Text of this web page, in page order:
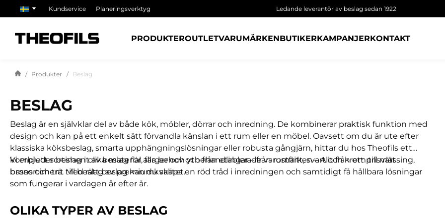
Kundservice Planeringsverktyg Ledande leverantör av beslag sedan 1922
PRODUKTEROUTLETVARUMÄRKENBUTIKERKAMPANJERKONTAKT
Produkter Beslag
BESLAG
Beslag är en självklar del av både kök, möbler, dörrar och inredning. De kombinerar praktisk funktion med
design och kan på ett enkelt sätt förvandla känslan i ett rum eller en möbel. Oavsett om du är ute efter
klassiska köksbeslag, smarta upphängningslösningar eller robusta gångjärn, hittar du hos Theofils ett
komplett sortiment av beslag för alla behov och från etablerade varumärken – Allt från ett prisvärt
bassortiment till beslag av premiumkvalitet.
Vi erbjuder beslag i olika material, färger och ytbehandlingar – från rostfritt, svart och krom till mässing,
brons och trä. Med rätt beslag kan du skapa en röd tråd i inredningen och samtidigt få hållbara lösningar
som fungerar i vardagen år efter år.
OLIKA TYPER AV BESLAG